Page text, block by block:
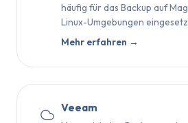
häufig für das Backup auf
Linux-Umgebungen
Mehr erfahren →
Veeam